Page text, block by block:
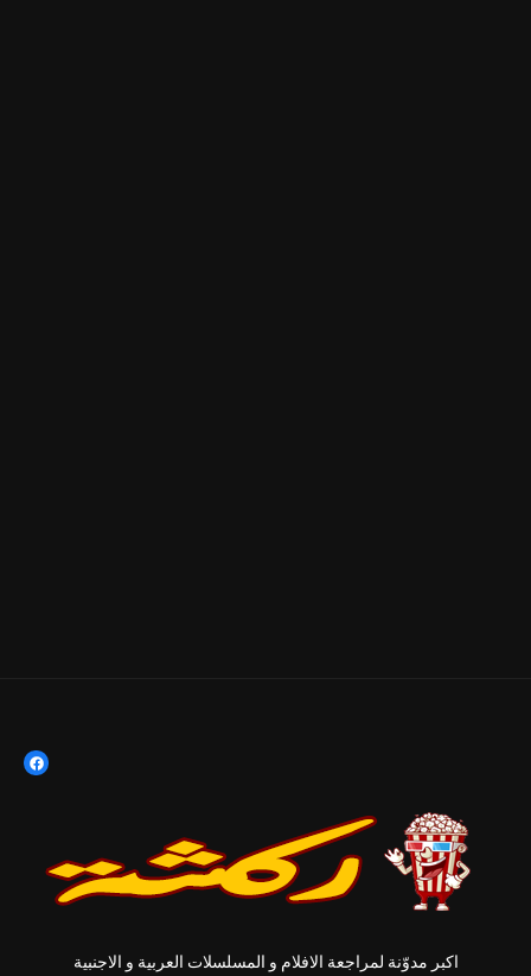
اكبر مدوّنة لمراجعة الافلام و المسلسلات العربية و الاجنبية